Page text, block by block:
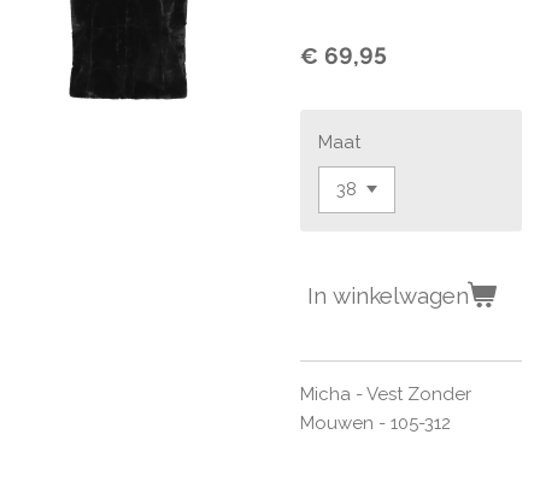
€ 69,95
Maat
In winkelwagen
Micha - Vest Zonder
Mouwen - 105-312